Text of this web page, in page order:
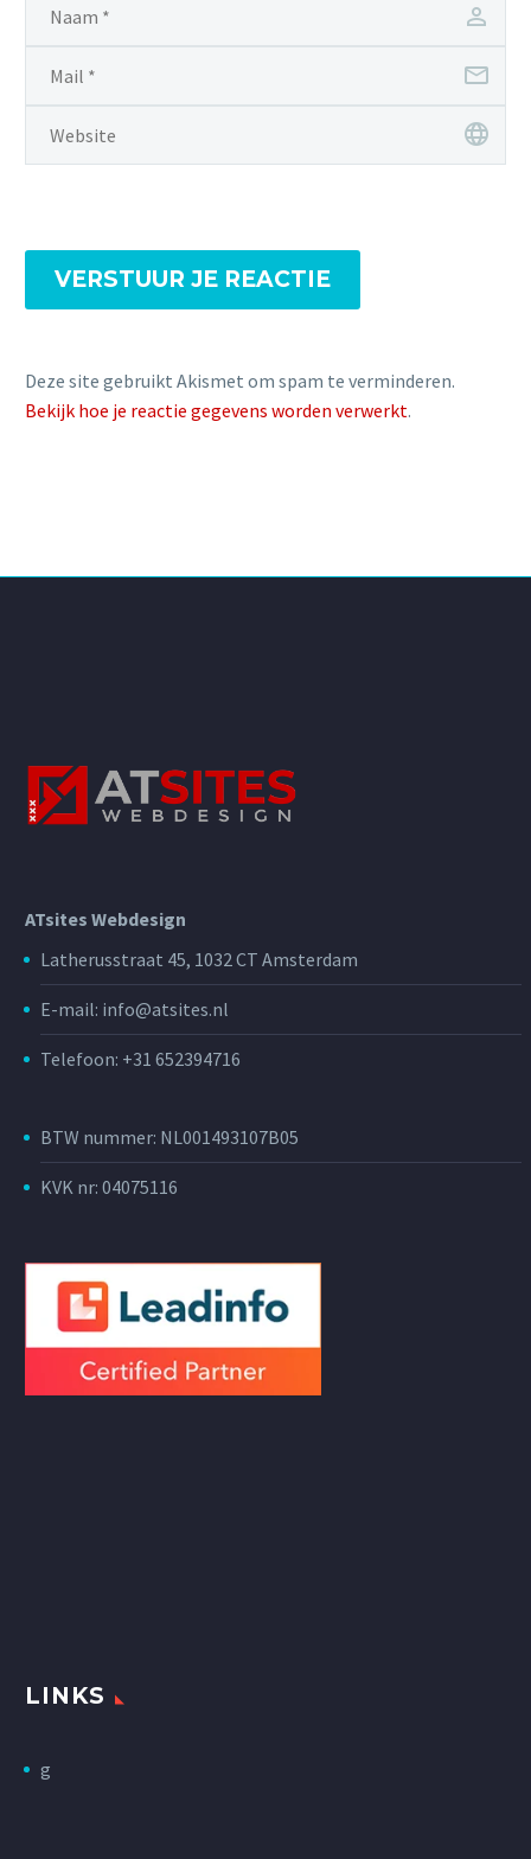
VERSTUUR JE REACTIE
Deze site gebruikt Akismet om spam te verminderen.
Bekijk hoe je reactie gegevens worden verwerkt.
ATsites Webdesign
Latherusstraat 45, 1032 CT Amsterdam
E-mail: info@atsites.nl
Telefoon: +31 652394716
BTW nummer: NL001493107B05
KVK nr: 04075116
LINKS
g